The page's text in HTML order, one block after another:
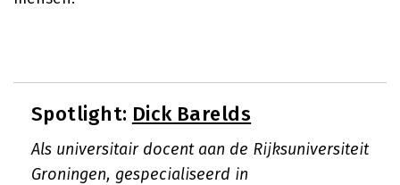
Spotlight: Dick Barelds
Als universitair docent aan de Rijksuniversiteit
Groningen, gespecialiseerd in